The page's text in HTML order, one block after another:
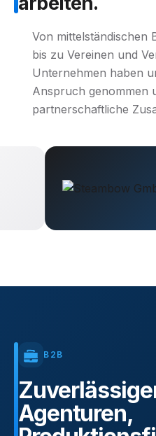
Von mittelständischen
bis zu Vereinen und
Unternehmen haben
Anspruch genommen
partnerschaftliche
B2B
Agenturen,